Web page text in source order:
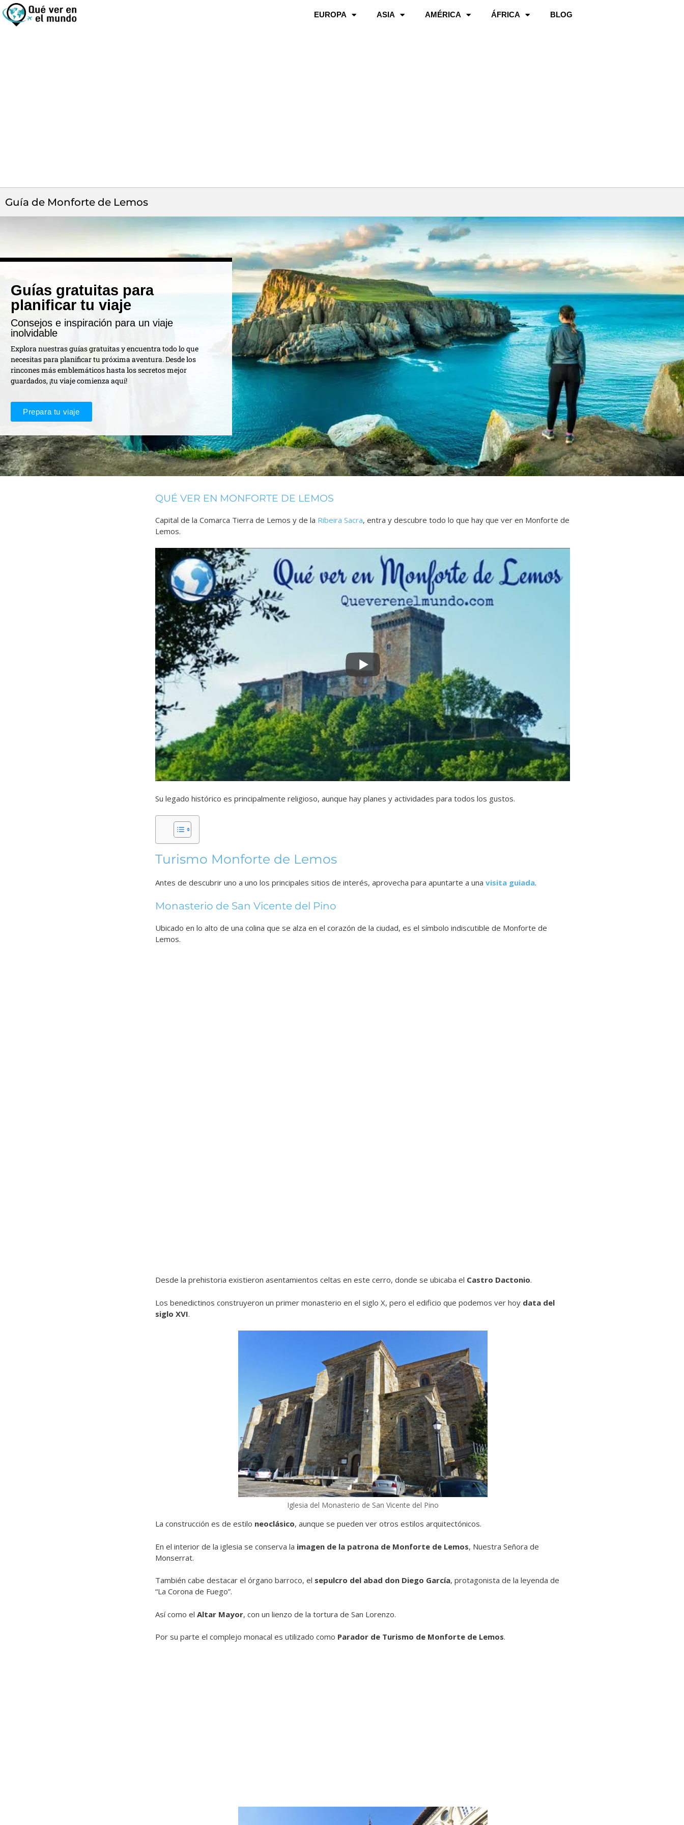
EUROPA ASIA AMÉRICA ÁFRICA BLOG
Guía de Monforte de Lemos
Guías gratuitas para
planificar tu viaje
Consejos e inspiración para un viaje
inolvidable
Explora nuestras guías gratuitas y encuentra todo lo que
necesitas para planificar tu próxima aventura. Desde los
rincones más emblemáticos hasta los secretos mejor
guardados, ¡tu viaje comienza aquí!
Prepara tu viaje
QUÉ VER EN MONFORTE DE LEMOS
Capital de la Comarca Tierra de Lemos y de la Ribeira Sacra, entra y descubre todo lo que hay que ver en Monforte de
Lemos.
Su legado histórico es principalmente religioso, aunque hay planes y actividades para todos los gustos.
Turismo Monforte de Lemos
Antes de descubrir uno a uno los principales sitios de interés, aprovecha para apuntarte a una visita guiada.
Monasterio de San Vicente del Pino
Ubicado en lo alto de una colina que se alza en el corazón de la ciudad, es el símbolo indiscutible de Monforte de
Lemos.
Desde la prehistoria existieron asentamientos celtas en este cerro, donde se ubicaba el Castro Dactonio.
Los benedictinos construyeron un primer monasterio en el siglo X, pero el edificio que podemos ver hoy data del
siglo XVI.
Iglesia del Monasterio de San Vicente del Pino
La construcción es de estilo neoclásico, aunque se pueden ver otros estilos arquitectónicos.
En el interior de la iglesia se conserva la imagen de la patrona de Monforte de Lemos, Nuestra Señora de
Monserrat.
También cabe destacar el órgano barroco, el sepulcro del abad don Diego García, protagonista de la leyenda de
“La Corona de Fuego”.
Así como el Altar Mayor, con un lienzo de la tortura de San Lorenzo.
Por su parte el complejo monacal es utilizado como Parador de Turismo de Monforte de Lemos.